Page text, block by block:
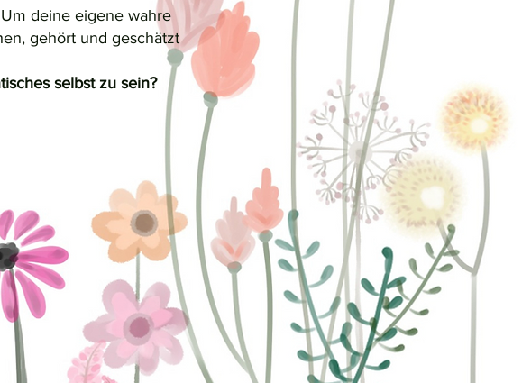
deine eigene wahre
gehört und geschätzt
selbst zu sein?